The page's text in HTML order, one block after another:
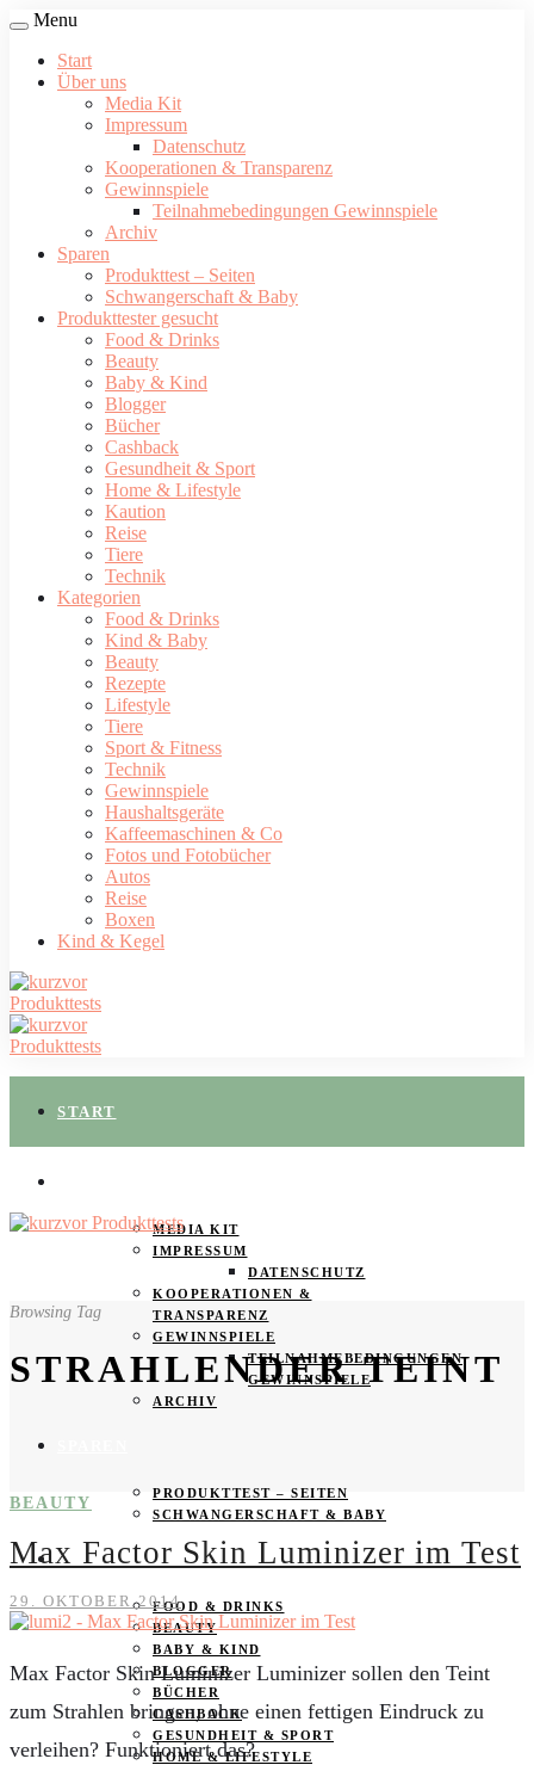
Menu
Start
Über uns
Media Kit
Impressum
Datenschutz
Kooperationen & Transparenz
Gewinnspiele
Teilnahmebedingungen Gewinnspiele
Archiv
Sparen
Produkttest – Seiten
Schwangerschaft & Baby
Produkttester gesucht
Food & Drinks
Beauty
Baby & Kind
Blogger
Bücher
Cashback
Gesundheit & Sport
Home & Lifestyle
Kaution
Reise
Tiere
Technik
Kategorien
Food & Drinks
Kind & Baby
Beauty
Rezepte
Lifestyle
Tiere
Sport & Fitness
Technik
Gewinnspiele
Haushaltsgeräte
Kaffeemaschinen & Co
Fotos und Fotobücher
Autos
Reise
Boxen
Kind & Kegel
START
MEDIA KIT
IMPRESSUM
DATENSCHUTZ
KOOPERATIONEN &
TRANSPARENZ
GEWINNSPIELE
TEILNAHMEBEDINGUNGEN
GEWINNSPIELE
ARCHIV
PRODUKTTEST – SEITEN
SCHWANGERSCHAFT & BABY
PRODUKTTESTER GESUCHT
FOOD & DRINKS
BEAUTY
BABY & KIND
BLOGGER
BÜCHER
CASHBACK
GESUNDHEIT & SPORT
HOME & LIFESTYLE
Browsing Tag
STRAHLENDER TEINT
BEAUTY
Max Factor Skin Luminizer im Test
29. OKTOBER 2014
Max Factor Skin Luminizer Luminizer sollen den Teint
zum Strahlen bringen, ohne einen fettigen Eindruck zu
verleihen? Funktioniert das?